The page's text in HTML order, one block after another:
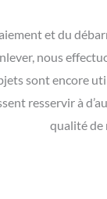
et du
nous
sont encore
resservir à
qualité de